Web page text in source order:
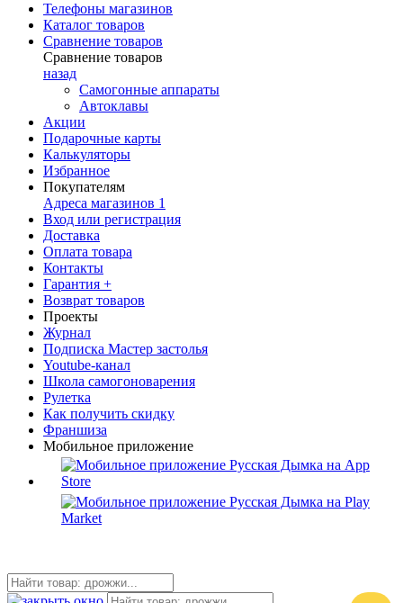
Телефоны магазинов
Каталог товаров
Сравнение товаров
Сравнение товаров
назад
Самогонные аппараты
Автоклавы
Акции
Подарочные карты
Калькуляторы
Избранное
Покупателям
Адреса магазинов 1
Вход или регистрация
Доставка
Оплата товара
Контакты
Гарантия +
Возврат товаров
Проекты
Журнал
Подписка Мастер застолья
Youtube-канал
Школа самогоноварения
Рулетка
Как получить скидку
Франшиза
Мобильное приложение